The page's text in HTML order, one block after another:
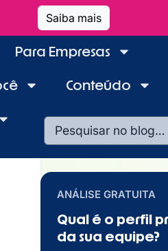
Saiba mais
Para Empresas
Conteúdo
ANÁLISE GRATUITA
Qual é o perfil
da sua equipe?